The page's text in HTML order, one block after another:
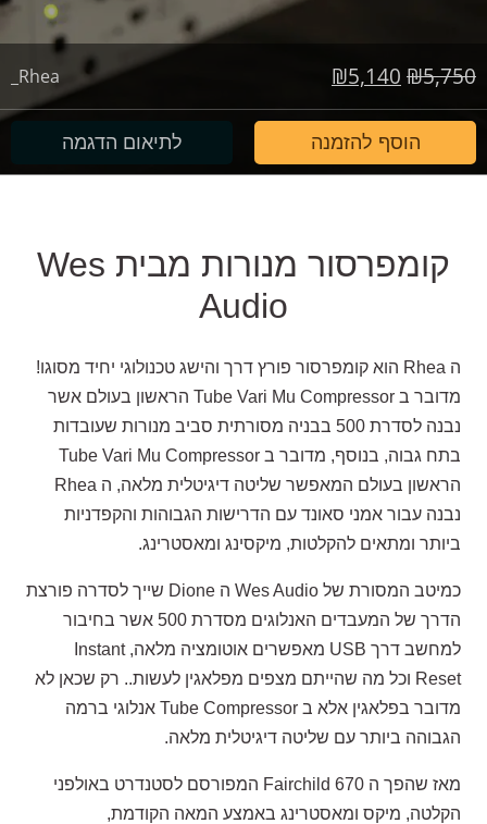
₪5,750
המחיר
המקורי
היה:
₪5,750.
₪5,140
הנוכחי
הוא:
₪5,140.
Rhea_
הוסף להזמנה לתיאום הדגמה
קומפרסור מנורות מבית Wes
Audio
ה Rhea הוא קומפרסור פורץ דרך והישג טכנולוגי יחיד מסוגו!
מדובר ב Tube Vari Mu Compressor הראשון בעולם אשר
נבנה לסדרת 500 בבניה מסורתית סביב מנורות שעובדות
בתח גבוה, בנוסף, מדובר ב Tube Vari Mu Compressor
הראשון בעולם המאפשר שליטה דיגיטלית מלאה, ה Rhea
נבנה עבור אמני סאונד עם הדרישות הגבוהות והקפדניות
ביותר ומתאים להקלטות, מיקסינג ומאסטרינג.
כמיטב המסורת של Wes Audio ה Dione שייך לסדרה פורצת
הדרך של המעבדים האנלוגים מסדרת 500 אשר בחיבור
למחשב דרך USB מאפשרים אוטומציה מלאה, Instant
Reset וכל מה שהייתם מצפים מפלאגין לעשות.. רק שכאן לא
מדובר בפלאגין אלא ב Tube Compressor אנלוגי ברמה
הגבוהה ביותר עם שליטה דיגיטלית מלאה.
מאז שהפך ה Fairchild 670 המפורסם לסטנדרט באולפני
הקלטה, מיקס ומאסטרינג באמצע המאה הקודמת,